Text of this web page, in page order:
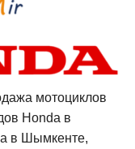
мотоциклов
Honda в
в Шымкенте,